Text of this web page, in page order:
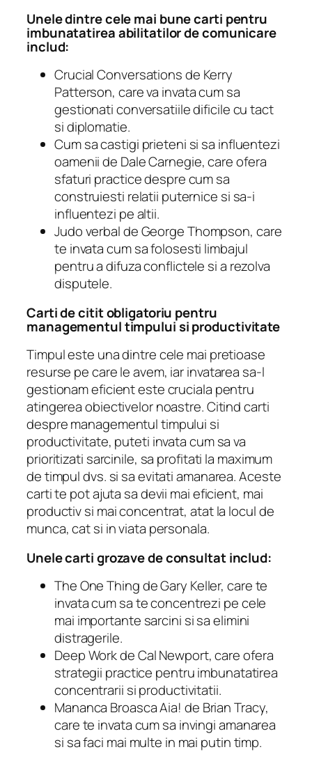
Unele dintre cele mai bune carti pentru
imbunatatirea abilitatilor de comunicare
includ:
Crucial Conversationsde Kerry
Patterson, care va invata cum sa
gestionati conversatiile dificile cu tact
si diplomatie.
Cum sa castigi prieteni si sa influentezi
oameniide Dale Carnegie, care ofera
sfaturi practice despre cum sa
construiesti relatii puternice si sa-i
influentezi pe altii.
Judo verbalde George Thompson, care
te invata cum sa folosesti limbajul
pentru a difuza conflictele si a rezolva
disputele.
Carti de citit obligatoriu pentru
managementul timpului si productivitate
Timpul este una dintre cele mai pretioase
resurse pe care le avem, iar invatarea sa-l
gestionam eficient este cruciala pentru
atingerea obiectivelor noastre. Citind carti
despre managementul timpului si
productivitate, puteti invata cum sa va
prioritizati sarcinile, sa profitati la maximum
de timpul dvs. si sa evitati amanarea. Aceste
carti te pot ajuta sa devii mai eficient, mai
productiv si mai concentrat, atat la locul de
munca, cat si in viata personala.
Unele carti grozave de consultat includ:
The One Thingde Gary Keller, care te
invata cum sa te concentrezi pe cele
mai importante sarcini si sa elimini
distragerile.
Deep Workde Cal Newport, care ofera
strategii practice pentru imbunatatirea
concentrarii si productivitatii.
Mananca Broasca Aia! de Brian Tracy,
care te invata cum sa invingi amanarea
si sa faci mai multe in mai putin timp.